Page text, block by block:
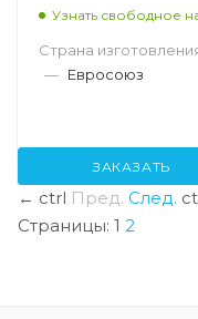
Узнать свободное
Страна
— Евросоюз
ЗАКАЗАТЬ
← ctrl Пред. След.
Страницы: 1 2